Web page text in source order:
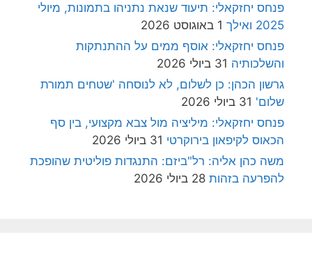
פנחס יחזקאלי: תיעוד שנאת נתניהו בתמונות, מיולי
2025 ואילך
1 באוגוסט 2026
פנחס יחזקאלי: אוסף ממים על ההתנתקות
והשלכותיה 31 ביולי 2026
גרשון הכהן: כן לשלום, לא לנוסחה 'שטחים תמורת
שלום' 31 ביולי 2026
פנחס יחזקאלי: מיליציה מול צבא מקצועי, בין סף
הכאוס לקיפאון בירוקרטי 31 ביולי 2026
משה כהן אליה: רל"ביזם: התנגדות פוליטית שהופכת
להפרעה בזהות 28 ביולי 2026